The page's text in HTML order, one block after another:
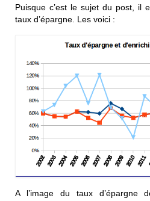
Puisque c’est le sujet du post, il
taux d’épargne. Les voici :
A l’image du taux d’épargne